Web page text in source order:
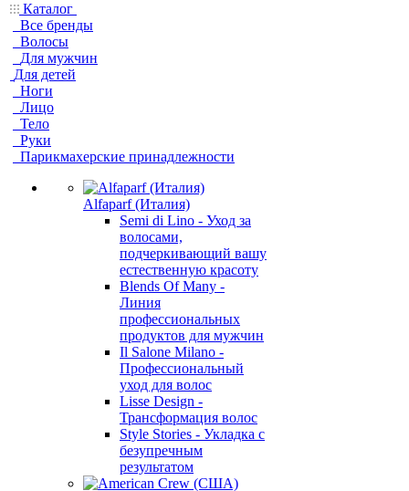
Каталог
Все бренды
Волосы
Для мужчин
Для детей
Ноги
Лицо
Тело
Руки
Парикмахерские принадлежности
Alfaparf (Италия)
Semi di Lino - Уход за
волосами,
подчеркивающий вашу
естественную красоту
Blends Of Many -
Линия
профессиональных
продуктов для мужчин
Il Salone Milano -
Профессиональный
уход для волос
Lisse Design -
Трансформация волос
Style Stories - Укладка с
безупречным
результатом